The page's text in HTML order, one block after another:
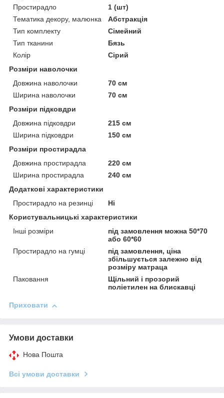
Простирадло
1 (шт)
Тематика декору, малюнка
Абстракція
Тип комплекту
Сімейний
Тип тканини
Бязь
Колір
Сірий
Розміри наволочки
Довжина наволочки
70 см
Ширина наволочки
70 см
Розміри підковдри
Довжина підковдри
215 см
Ширина підковдри
150 см
Розміри простирадла
Довжина простирадла
220 см
Ширина простирадла
240 см
Додаткові характеристики
Простирадло на резинці
Ні
Користувальницькі характеристики
Інші розміри
під замовлення можна 50*70
або 60*60
Простирадло на гумці
під замовлення, ціна
збільшується залежно від
розміру матраца
Паковання
Щільний і прозорий
поліетилен на блискавці
Приховати
Умови доставки
Нова Пошта
Всі умови доставки